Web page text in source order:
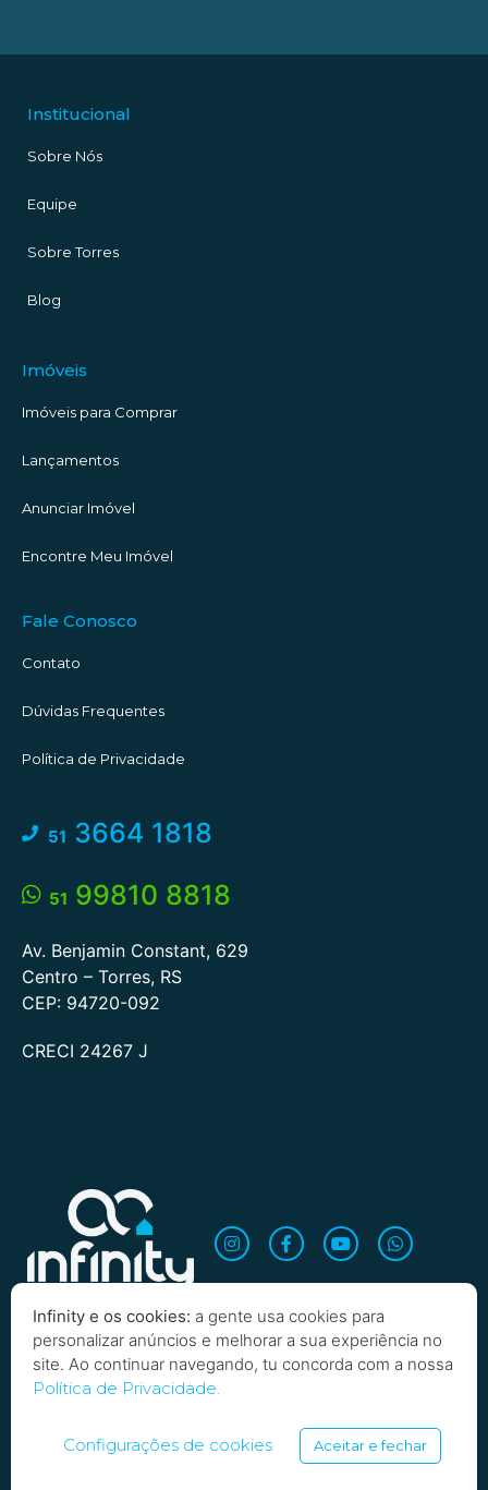
Quero saber mais!
Institucional
Sobre Nós
Equipe
Sobre Torres
Blog
Imóveis
Imóveis para Comprar
Lançamentos
Anunciar Imóvel
Encontre Meu Imóvel
Fale Conosco
Contato
Dúvidas Frequentes
Política de Privacidade
51 3664 1818
51 99810 8818
Av. Benjamin Constant, 629
Centro – Torres, RS
CEP: 94720-092
CRECI 24267 J
reservados
Infinity e os cookies: a gente usa cookies para
personalizar anúncios e melhorar a sua experiência no
site. Ao continuar navegando, tu concorda com a nossa
Política de Privacidade.
Configurações de cookies Aceitar e fechar